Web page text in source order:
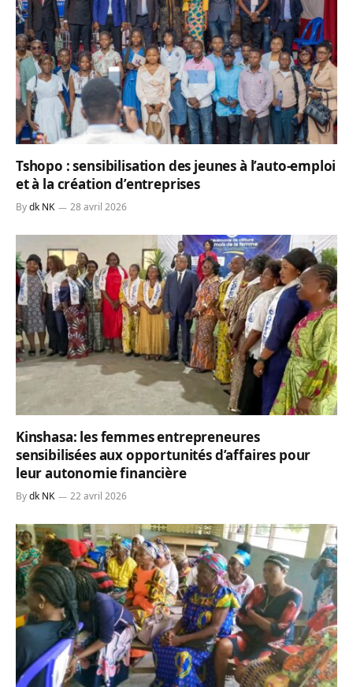
Tshopo : sensibilisation des jeunes à l’auto-emploi
et à la création d’entreprises
Bydk NK 28 avril 2026
Kinshasa: les femmes entrepreneures
sensibilisées aux opportunités d’affaires pour
leur autonomie financière
Bydk NK 22 avril 2026